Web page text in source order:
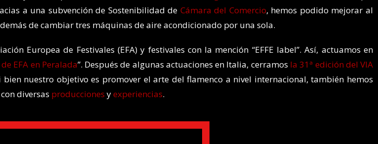
a una subvención de Sostenibilidad de Cámara del Comercio, hemos podido mejorar al
de cambiar tres máquinas de aire acondicionado por una sola.
Europea de Festivales (EFA) y festivales con la mención “EFFE label”. Así, actuamos en
EFA en Peralada”. Después de algunas actuaciones en Italia, cerramos la 31ª edición del VIA
bien nuestro objetivo es promover el arte del flamenco a nivel internacional, también hemos
diversas producciones yexperiencias.